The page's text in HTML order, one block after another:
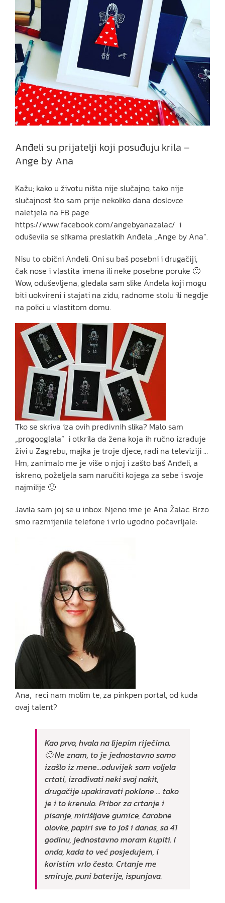
Anđeli su prijatelji koji posuđuju krila –
Ange by Ana
Kažu; kako u životu ništa nije slučajno, tako nije
slučajnost što sam prije nekoliko dana doslovce
naletjela na FB page
https://www.facebook.com/angebyanazalac/ i
oduševila se slikama preslatkih Anđela „Ange by Ana“.
Nisu to obični Anđeli. Oni su baš posebni i drugačiji,
čak nose i vlastita imena ili neke posebne poruke 🙂
Wow, oduševljena, gledala sam slike Anđela koji mogu
biti uokvireni i stajati na zidu, radnome stolu ili negdje
na polici u vlastitom domu.
Tko se skriva iza ovih predivnih slika? Malo sam
„progooglala“ i otkrila da žena koja ih ručno izrađuje
živi u Zagrebu, majka je troje djece, radi na televiziji …
Hm, zanimalo me je više o njoj i zašto baš Anđeli, a
iskreno, poželjela sam naručiti kojega za sebe i svoje
najmilije 🙂
Javila sam joj se u inbox. Njeno ime je Ana Žalac. Brzo
smo razmijenile telefone i vrlo ugodno počavrljale:
Ana, reci nam molim te, za pinkpen portal, od kuda
ovaj talent?
Kao prvo, hvala na lijepim riječima.
🙂Ne znam, to je jednostavno samo
izašlo iz mene…oduvijek sam voljela
crtati, izrađivati neki svoj nakit,
drugačije upakiravati poklone … tako
je i to krenulo. Pribor za crtanje i
pisanje, mirišljave gumice, čarobne
olovke, papiri sve to još i danas, sa 41
godinu, jednostavno moram kupiti. I
onda, kada to već posjedujem, i
koristim vrlo često. Crtanje me
smiruje, puni baterije, ispunjava.